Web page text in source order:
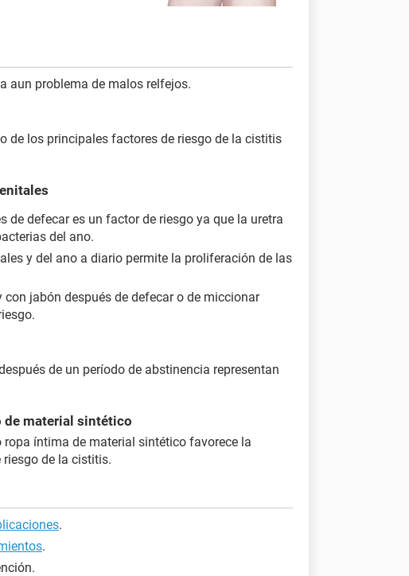
aun problema de malos relfejos.
de los principales factores de riesgo de la cistitis
de defecar es un factor de riesgo ya que la uretra
del ano.
y del ano a diario permite la proliferación de las
jabón después de defecar o de miccionar
de un período de abstinencia representan
de material sintético
íntima de material sintético favorece la
de la cistitis.
.
.